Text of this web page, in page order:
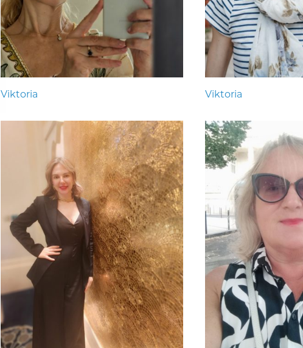
Viktoria Viktoria